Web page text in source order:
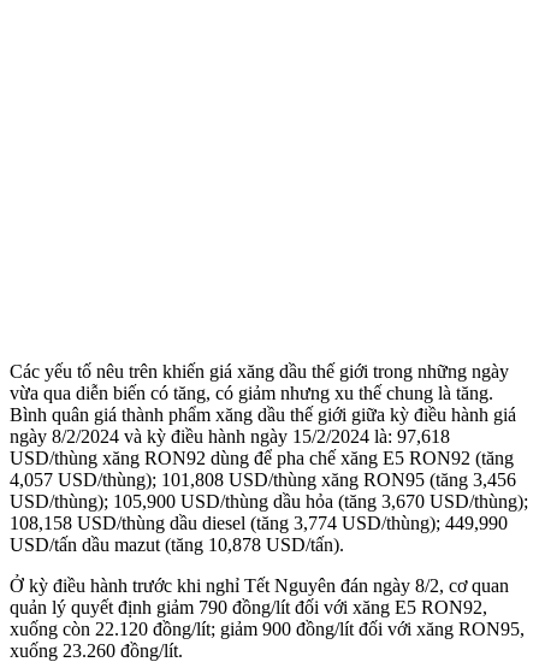
Các yếu tố nêu trên khiến giá xăng dầu thế giới trong những ngày
vừa qua diễn biến có tăng, có giảm nhưng xu thế chung là tăng.
Bình quân giá thành phẩm xăng dầu thế giới giữa kỳ điều hành giá
ngày 8/2/2024 và kỳ điều hành ngày 15/2/2024 là: 97,618
USD/thùng xăng RON92 dùng để pha chế xăng E5 RON92 (tăng
4,057 USD/thùng); 101,808 USD/thùng xăng RON95 (tăng 3,456
USD/thùng); 105,900 USD/thùng dầu hỏa (tăng 3,670 USD/thùng);
108,158 USD/thùng dầu di‌esel (tăng 3,774 USD/thùng); 449,990
USD/tấn dầu mazut (tăng 10,878 USD/tấn).
Ở kỳ điều hành trước khi nghỉ Tết Nguyên đán ngày 8/2, cơ quan
quản lý quyết định giảm 790 đồng/lít đối với xăng E5 RON92,
xuống còn 22.120 đồng/lít; giảm 900 đồng/lít đối với xăng RON95,
xuống 23.260 đồng/lít.